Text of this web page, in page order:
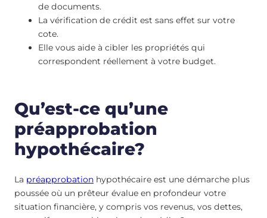
de documents.
La vérification de crédit est sans effet sur votre
cote.
Elle vous aide à cibler les propriétés qui
correspondent réellement à votre budget.
Qu’est-ce qu’une
préapprobation
hypothécaire?
La préapprobation hypothécaire est une démarche plus
poussée où un prêteur évalue en profondeur votre
situation financière, y compris vos revenus, vos dettes,